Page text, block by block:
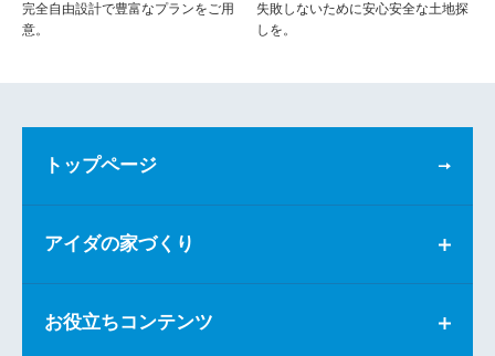
完全自由設計で豊富なプランをご用
意。
失敗しないために安心安全な土地探
しを。
トップページ
アイダの家づくり
お役立ちコンテンツ